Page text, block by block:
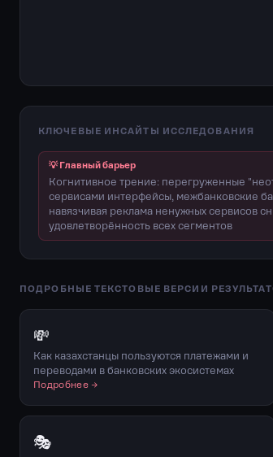
КЛЮЧЕВЫЕ ИНСАЙТЫ ИССЛЕДОВАНИЯ
💡 Главный барьер
Когнитивное трение: перегруженные
сервисами интерфейсы, межбанковские
навязчивая реклама ненужных сервисов
удовлетворённость всех сегментов
ПОДРОБНЫЕ ТЕКСТОВЫЕ ВЕРСИИ
💸
Как казахстанцы пользуются платежами и
переводами в банковских экосистемах
Подробнее →
🎭